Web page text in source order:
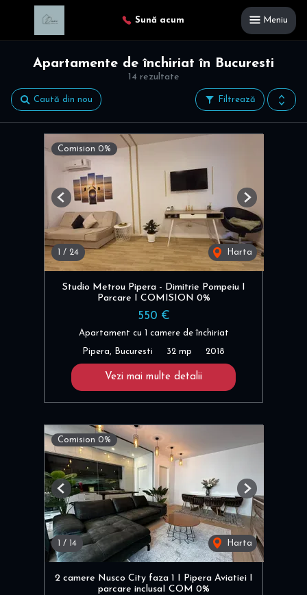
Sună acum Meniu
14 rezultate
Apartamente de închiriat în Bucuresti
Filtrează
Caută din nou
Comision 0%
1 / 24 Harta
Previous Next
Studio Metrou Pipera - Dimitrie Pompeiu I
Parcare I COMISION 0%
550 €
Apartament cu 1 camere de închiriat
Pipera, Bucuresti 32 mp 2018
Vezi mai multe detalii
Comision 0%
1 / 14 Harta
Previous Next
2 camere Nusco City faza 1 I Pipera Aviatiei I
parcare inclusaI COM 0%